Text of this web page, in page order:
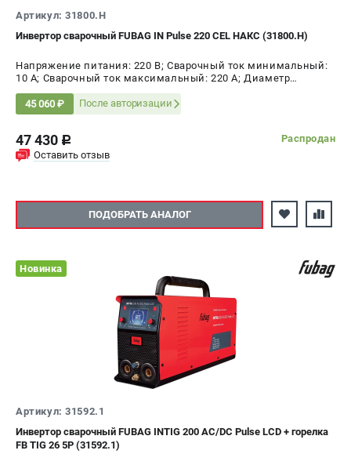
Артикул: 31800.Н
Инвертор сварочный FUBAG IN Pulse 220 CEL НАКС (31800.Н)
Напряжение питания: 220 В; Сварочный ток минимальный:
10 А; Сварочный ток максимальный: 220 А; Диаметр
Мощность: 8 кВт
45 060 ₽ После авторизации
47 430 c
Распродан
Оставить отзыв
ПОДОБРАТЬ АНАЛОГ
Новинка
Артикул: 31592.1
Инвертор сварочный FUBAG INTIG 200 AC/DC Pulse LCD + горелка
FB TIG 26 5P (31592.1)